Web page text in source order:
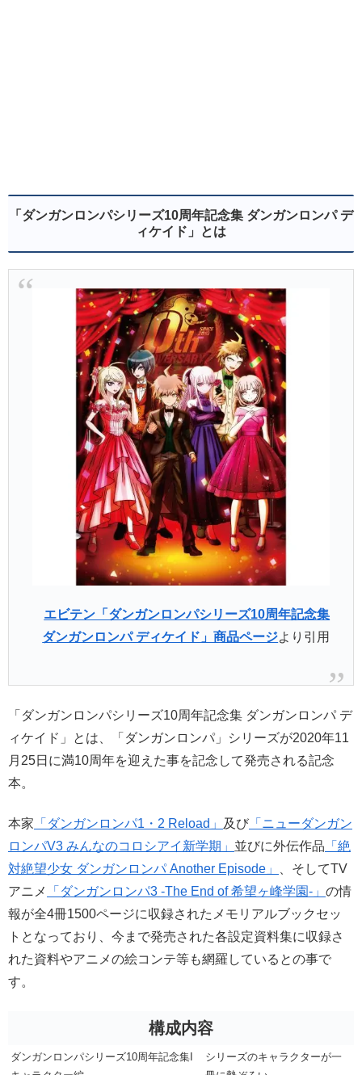
「ダンガンロンパシリーズ10周年記念集 ダンガンロンパ デ
ィケイド」とは
エビテン「ダンガンロンパシリーズ10周年記念集
ダンガンロンパ ディケイド」商品ページより引用
「ダンガンロンパシリーズ10周年記念集 ダンガンロンパ デ
ィケイド」とは、「ダンガンロンパ」シリーズが2020年11
月25日に満10周年を迎えた事を記念して発売される記念
本。
本家 「ダンガンロンパ1・2 Reload」 及び 「ニューダンガン
ロンパV3 みんなのコロシアイ新学期」 並びに外伝作品 「絶
対絶望少女 ダンガンロンパ Another Episode」
、そしてTV
アニメ
「ダンガンロンパ3 -The End of 希望ヶ峰学園-」 の情
報が全4冊1500ページに収録されたメモリアルブックセッ
トとなっており、今まで発売された各設定資料集に収録さ
れた資料やアニメの絵コンテ等も網羅しているとの事で
す。
構成内容
ダンガンロンパシリーズ10周年記念集I
シリーズのキャラクターが一